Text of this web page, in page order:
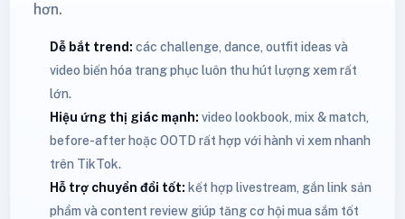
hơn.
Dễ bắt trend: các challenge, dance, outfit ideas và
video biến hóa trang phục luôn thu hút lượng xem rất
lớn.
Hiệu ứng thị giác mạnh: video lookbook, mix & match,
before-after hoặc OOTD rất hợp với hành vi xem nhanh
trên TikTok.
Hỗ trợ chuyển đổi tốt: kết hợp livestream, gắn link sản
phẩm và content review giúp tăng cơ hội mua sắm tốt